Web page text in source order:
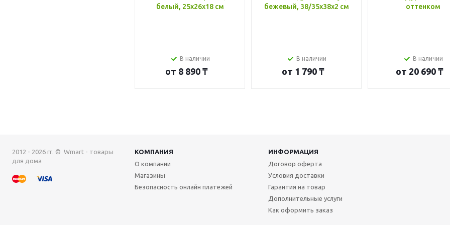
белый, 25x26x18 см
В наличии
от 8 890 ₸
бежевый, 38/35x38x2 см
В наличии
от 1 790 ₸
оттенком
В наличии
от 20 690 ₸
2012 - 2026 гг. © Wmart - товары
для дома
КОМПАНИЯ
ИНФОРМАЦИЯ
О компании
Магазины
Безопасность онлайн платежей
Договор оферта
Условия доставки
Гарантия на товар
Дополнительные услуги
Как оформить заказ